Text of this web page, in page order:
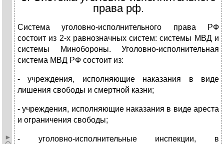
права рф.
Система уголовно-исполнительного права РФ
состоит из 2-х равнозначных систем: системы МВД и
системы Минобороны. Уголовно-исполнительная
система МВД РФ состоит из:
- учреждения, исполняющие наказания в виде
лишения свободы и смертной казни;
- учреждения, исполняющие наказания в виде ареста
и ограничения свободы;
- уголовно-исполнительные инспекции, в